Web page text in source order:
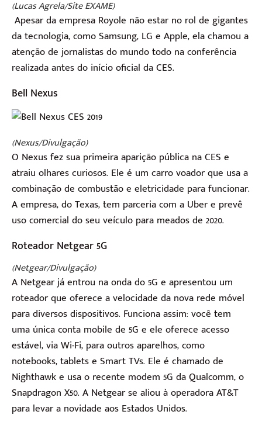
(Lucas Agrela/Site EXAME)
Apesar da empresa Royole não estar no rol de gigantes
da tecnologia, como Samsung, LG e Apple, ela chamou a
atenção de jornalistas do mundo todo na conferência
realizada antes do início oficial da CES.
Bell Nexus
(Nexus/Divulgação)
O Nexus fez sua primeira aparição pública na CES e
atraiu olhares curiosos. Ele é um carro voador que usa a
combinação de combustão e eletricidade para funcionar.
A empresa, do Texas, tem parceria com a Uber e prevê
uso comercial do seu veículo para meados de 2020.
Roteador Netgear 5G
(Netgear/Divulgação)
A Netgear já entrou na onda do 5G e apresentou um
roteador que oferece a velocidade da nova rede móvel
para diversos dispositivos. Funciona assim: você tem
uma única conta mobile de 5G e ele oferece acesso
estável, via Wi-Fi, para outros aparelhos, como
notebooks, tablets e Smart TVs. Ele é chamado de
Nighthawk e usa o recente modem 5G da Qualcomm, o
Snapdragon X50. A Netgear se aliou à operadora AT&T
para levar a novidade aos Estados Unidos.